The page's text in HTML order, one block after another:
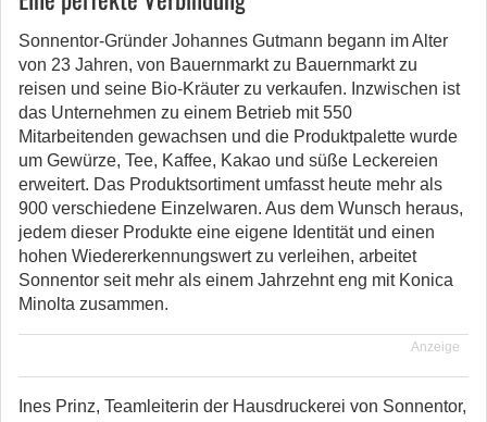
Sonnentor-Gründer Johannes Gutmann begann im Alter
von 23 Jahren, von Bauernmarkt zu Bauernmarkt zu
reisen und seine Bio-Kräuter zu verkaufen. Inzwischen ist
das Unternehmen zu einem Betrieb mit 550
Mitarbeitenden gewachsen und die Produktpalette wurde
um Gewürze, Tee, Kaffee, Kakao und süße Leckereien
erweitert. Das Produktsortiment umfasst heute mehr als
900 verschiedene Einzelwaren. Aus dem Wunsch heraus,
jedem dieser Produkte eine eigene Identität und einen
hohen Wiedererkennungswert zu verleihen, arbeitet
Sonnentor seit mehr als einem Jahrzehnt eng mit Konica
Minolta zusammen.
Anzeige
Ines Prinz, Teamleiterin der Hausdruckerei von Sonnentor,